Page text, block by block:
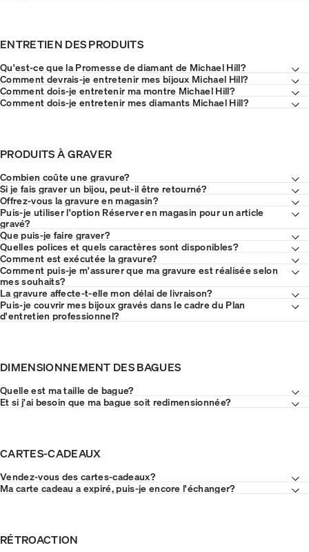
ENTRETIEN DES PRODUITS
Qu'est-ce que la Promesse de diamant de Michael Hill?
Comment devrais-je entretenir mes bijoux Michael Hill?
Comment dois-je entretenir ma montre Michael Hill?
Comment dois-je entretenir mes diamants Michael Hill?
PRODUITS À GRAVER
Combien coûte une gravure?
Si je fais graver un bijou, peut-il être retourné?
Offrez-vous la gravure en magasin?
Puis-je utiliser l'option Réserver en magasin pour un article
gravé?
Que puis-je faire graver?
Quelles polices et quels caractères sont disponibles?
Comment est exécutée la gravure?
Comment puis-je m'assurer que ma gravure est réalisée selon
mes souhaits?
La gravure affecte-t-elle mon délai de livraison?
Puis-je couvrir mes bijoux gravés dans le cadre du Plan
d'entretien professionnel?
DIMENSIONNEMENT DES BAGUES
Quelle est ma taille de bague?
Et si j'ai besoin que ma bague soit redimensionnée?
CARTES-CADEAUX
Vendez-vous des cartes-cadeaux?
Ma carte cadeau a expiré, puis-je encore l'échanger?
RÉTROACTION